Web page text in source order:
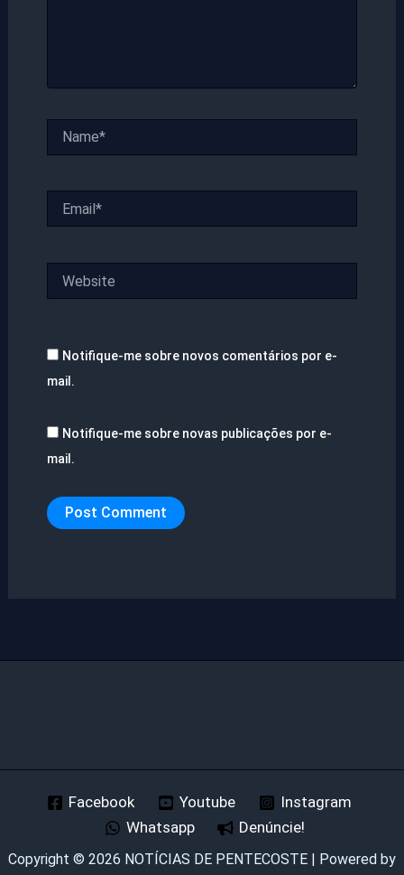
Notifique-me sobre novos comentários por e-
mail.
Notifique-me sobre novas publicações por e-
mail.
Facebook Youtube
Instagram
Whatsapp
Denúncie!
Copyright © 2026 NOTÍCIAS DE PENTECOSTE | Powered by